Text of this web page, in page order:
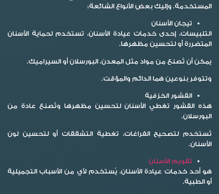
المستخدمة. وإليك بعض الأنواع الشائعة:
تيجان الأسنان
التلبيسات، إحدى خدمات عيادة الأسنان، تستخدم لحماية الأسنان
المتضررة أو لتحسين مظهرها.
يمكن أن تُصنع من مواد مثل المعدن، البورسلان أو السيراميك.
وتتوفر بنوعين هما الدائم والمؤقت.
القشور الخزفية
هذه القشور تغطي الأسنان لتحسين مظهرها وتُصنع عادة من
البورسلان.
تُستخدم لتصحيح الفراغات، تغطية التشققات أو لتحسين لون
الأسنان.
تقويم الأسنان
هو أحد خدمات عيادة الأسنان، يُستخدم لأي من الأسباب التجميلية
أو الطبية.